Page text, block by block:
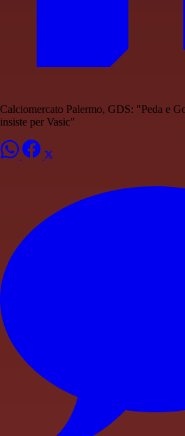
Calciomercato Palermo, GDS: "Peda e
insiste per Vasic"